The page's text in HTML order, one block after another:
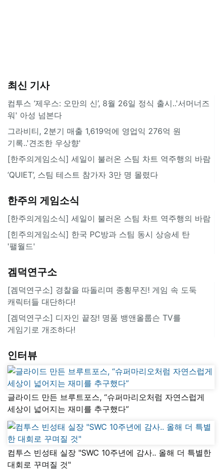
최신 기사
컴투스 ‘제우스: 오만의 신’, 8월 26일 정식 출시..'서머너즈
워' 아성 넘본다
그라비티, 2분기 매출 1,619억에 영업익 276억 원
기록..'견조한 우상향'
[한주의게임소식] 세일이 불러온 스팀 차트 역주행의 바람
‘QUIET’, 스팀 테스트 참가자 3만 명 몰렸다
한주의 게임소식
[한주의게임소식] 세일이 불러온 스팀 차트 역주행의 바람
[힌주의게임소식] 한국 PC방과 스팀 동시 상승세 탄
'팰월드'
겜덕연구소
[겜덕연구소] 경찰을 따돌리며 종횡무진! 게임 속 도둑
캐릭터들 대단하다!
[겜덕연구소] 디자인 끝장! 명품 뱅앤올룹슨 TV를
게임기로 개조하다!
인터뷰
글라이드 만든 브루트포스, “슈퍼마리오처럼 자연스럽게
세상이 넓어지는 재미를 추구했다”
컴투스 빈성태 실장 "SWC 10주년에 감사.. 올해 더 특별한
대회로 꾸며질 것"